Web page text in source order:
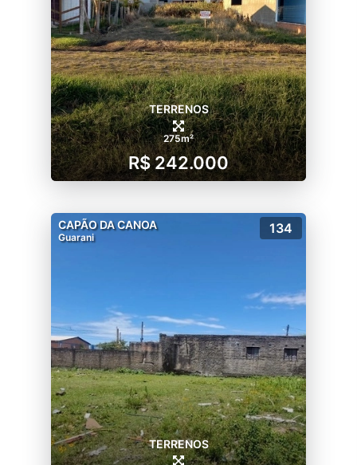
TERRENOS
275m²
R$ 242.000
CAPÃO DA CANOA
Guarani
134
TERRENOS